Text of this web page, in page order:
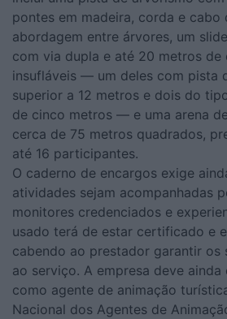
pontes em madeira, corda e cabo
abordagem entre árvores, um
com via dupla e até 20 metros de
insufláveis — um deles com pista
superior a 12 metros e dois do
de cinco metros — e uma arena
cerca de 75 metros quadrados,
até 16 participantes.
O caderno de encargos exige
atividades sejam acompanhadas
monitores credenciados e
usado terá de estar certificado e
cabendo ao prestador garantir os
ao serviço. A empresa deve ainda
como agente de animação
Nacional dos Agentes de